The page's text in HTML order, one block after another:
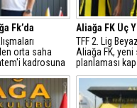
Fk’da
orta saha
kadrosuna
Aliağa FK Üç
TFF 2. Lig
Aliağa FK,
planlaması
çalışmalarını